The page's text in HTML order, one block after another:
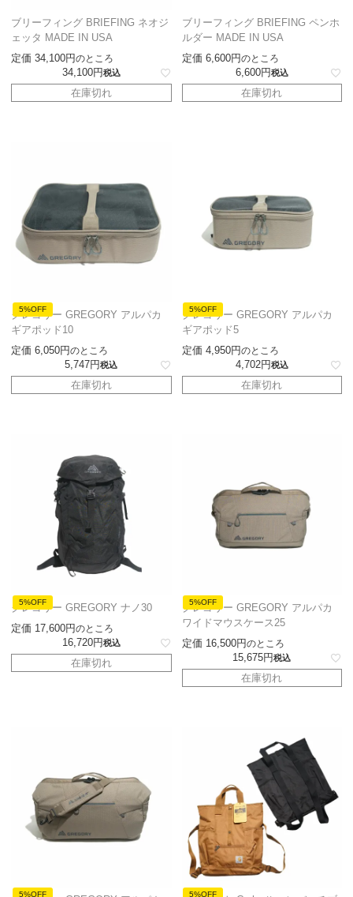
ブリーフィング BRIEFING ネオジ
ェッタ MADE IN USA
定価 34,100 のところ
34,100 税込
在庫切れ
ブリーフィング BRIEFING ペンホ
ルダー MADE IN USA
定価 6,600 のところ
6,600 税込
在庫切れ
5%OFF
グレゴリー GREGORY アルパカ
ギアポッド10
定価 6,050 のところ
5,747 税込
在庫切れ
5%OFF
グレゴリー GREGORY アルパカ
ギアポッド5
定価 4,950 のところ
4,702 税込
在庫切れ
5%OFF
グレゴリー GREGORY ナノ30
定価 17,600 のところ
16,720 税込
在庫切れ
5%OFF
グレゴリー GREGORY アルパカ
ワイドマウスケース25
定価 16,500 のところ
15,675 税込
在庫切れ
5%OFF 5%OFF